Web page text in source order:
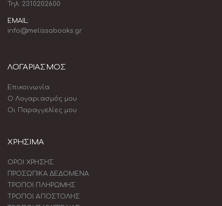
Τηλ: 2310202600
EMAIL:
info@melissabooks.gr
ΛΟΓΑΡΙΑΣΜΟΣ
Επικοινωνία
Ο Λογαριασμός μου
Οι Παραγγελίες μου
ΧΡΗΣΙΜΑ
ΟΡΟΙ ΧΡΗΣΗΣ
ΠΡΟΣΩΠΙΚΑ ΔΕΔΟΜΕΝΑ
ΤΡΟΠΟΙ ΠΛΗΡΩΜΗΣ
ΤΡΟΠΟΙ ΑΠΟΣΤΟΛΗΣ